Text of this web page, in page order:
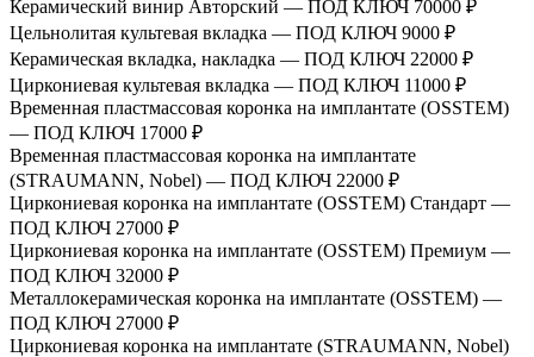
Керамический винир Авторский — ПОД КЛЮЧ 70000 ₽
Цельнолитая культевая вкладка — ПОД КЛЮЧ 9000 ₽
Керамическая вкладка, накладка — ПОД КЛЮЧ 22000 ₽
Циркониевая культевая вкладка — ПОД КЛЮЧ 11000 ₽
Временная пластмассовая коронка на имплантате (OSSTEM)
— ПОД КЛЮЧ 17000 ₽
Временная пластмассовая коронка на имплантате
(STRAUMANN, Nobel) — ПОД КЛЮЧ 22000 ₽
Циркониевая коронка на имплантате (OSSTEM) Стандарт —
ПОД КЛЮЧ 27000 ₽
Циркониевая коронка на имплантате (OSSTEM) Премиум —
ПОД КЛЮЧ 32000 ₽
Металлокерамическая коронка на имплантате (OSSTEM) —
ПОД КЛЮЧ 27000 ₽
Циркониевая коронка на имплантате (STRAUMANN, Nobel)